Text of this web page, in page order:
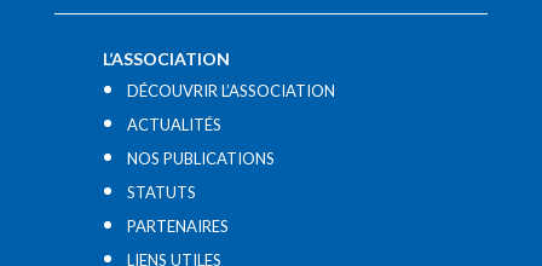
L’ASSOCIATION
DÉCOUVRIR L’ASSOCIATION
ACTUALITÉS
NOS PUBLICATIONS
STATUTS
PARTENAIRES
LIENS UTILES​